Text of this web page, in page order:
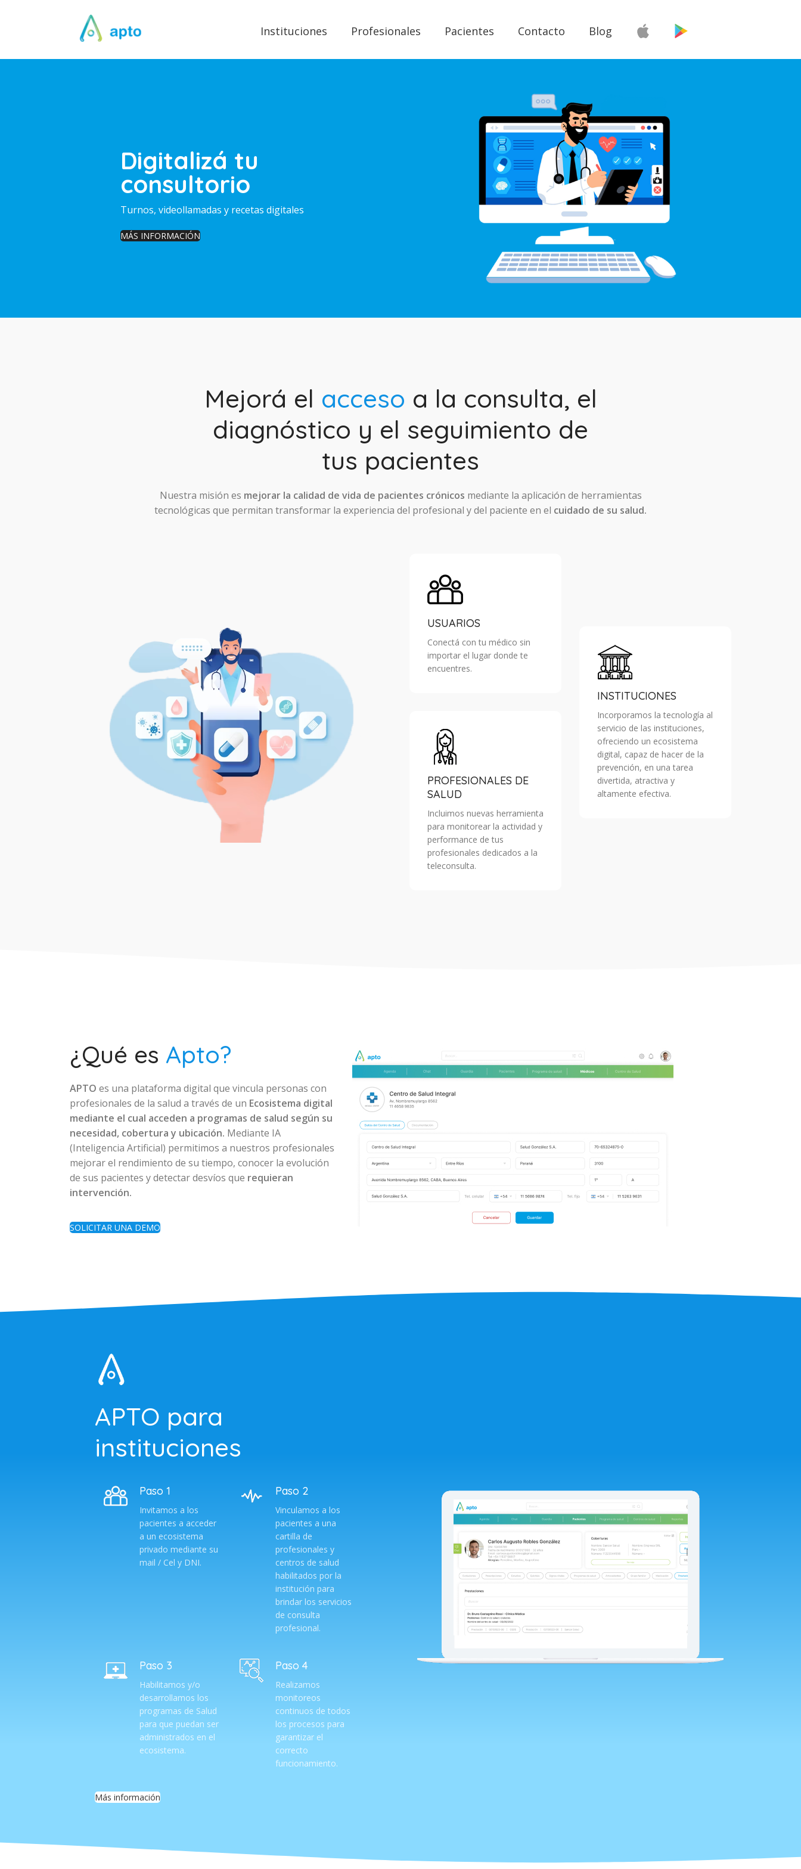
Instituciones Profesionales Pacientes Contacto Blog
Digitalizá tu
consultorio
Turnos, videollamadas y recetas digitales
MÁS INFORMACIÓN
Mejorá el acceso a la consulta, el
diagnóstico y el seguimiento de
tus pacientes
Nuestra misión es mejorar la calidad de vida de pacientes crónicos mediante la aplicación de herramientas
tecnológicas que permitan transformar la experiencia del profesional y del paciente en el cuidado de su salud.
USUARIOS
Conectá con tu médico sin
importar el lugar donde te
encuentres.
PROFESIONALES DE
SALUD
Incluimos nuevas herramienta
para monitorear la actividad y
performance de tus
profesionales dedicados a la
teleconsulta.
INSTITUCIONES
Incorporamos la tecnología al
servicio de las instituciones,
ofreciendo un ecosistema
digital, capaz de hacer de la
prevención, en una tarea
divertida, atractiva y
altamente efectiva.
¿Qué es Apto?
APTO es una plataforma digital que vincula personas con
profesionales de la salud a través de un Ecosistema digital
mediante el cual acceden a programas de salud según su
necesidad, cobertura y ubicación. Mediante IA
(Inteligencia Artificial) permitimos a nuestros profesionales
mejorar el rendimiento de su tiempo, conocer la evolución
de sus pacientes y detectar desvíos que requieran
intervención.
SOLICITAR UNA DEMO
APTO para
instituciones
Paso 1
Invitamos a los
pacientes a acceder
a un ecosistema
privado mediante su
mail / Cel y DNI.
Paso 2
Vinculamos a los
pacientes a una
cartilla de
profesionales y
centros de salud
habilitados por la
institución para
brindar los servicios
de consulta
profesional.
Paso 3
Habilitamos y/o
desarrollamos los
programas de Salud
para que puedan ser
administrados en el
ecosistema.
Paso 4
Realizamos
monitoreos
continuos de todos
los procesos para
garantizar el
correcto
funcionamiento.
Más información